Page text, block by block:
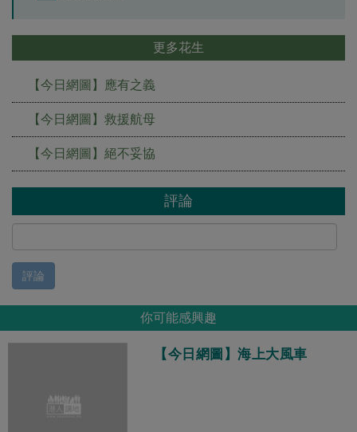
更多花生
【今日網圖】應有之義
【今日網圖】救援航母
【今日網圖】絕不妥協
評論
評論
你可能感興趣
【今日網圖】海上大風車